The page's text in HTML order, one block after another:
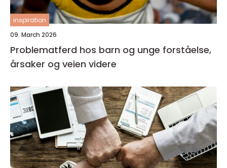
inspiration
09. March 2026
Problematferd hos barn og unge forståelse,
årsaker og veien videre